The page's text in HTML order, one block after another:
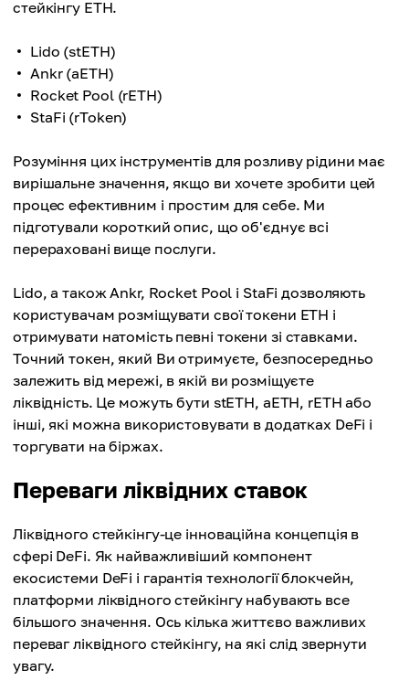
стейкінгу ETH.
Lido (stETH)
Ankr (aETH)
Rocket Pool (rETH)
StaFi (rToken)
Розуміння цих інструментів для розливу рідини має
вирішальне значення, якщо ви хочете зробити цей
процес ефективним і простим для себе. Ми
підготували короткий опис, що об'єднує всі
перераховані вище послуги.
Lido, а також Ankr, Rocket Pool і StaFi дозволяють
користувачам розміщувати свої токени ETH і
отримувати натомість певні токени зі ставками.
Точний токен, який Ви отримуєте, безпосередньо
залежить від мережі, в якій ви розміщуєте
ліквідність. Це можуть бути stETH, aETH, rETH або
інші, які можна використовувати в додатках DeFi і
торгувати на біржах.
Переваги ліквідних ставок
Ліквідного стейкінгу-це інноваційна концепція в
сфері DeFi. Як найважливіший компонент
екосистеми DeFi і гарантія технології блокчейн,
платформи ліквідного стейкінгу набувають все
більшого значення. Ось кілька життєво важливих
переваг ліквідного стейкінгу, на які слід звернути
увагу.